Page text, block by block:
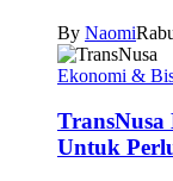
By Naomi
Ekonomi &
TransNusa
Untuk